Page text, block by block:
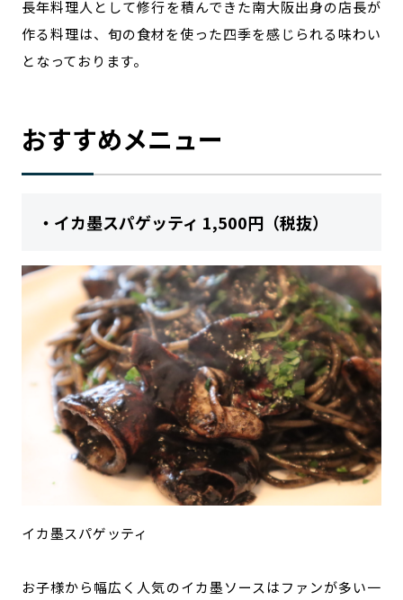
長年料理人として修行を積んできた南大阪出身の店長が
作る料理は、旬の食材を使った四季を感じられる味わい
となっております。
おすすめメニュー
・イカ墨スパゲッティ 1,500円（税抜）
イカ墨スパゲッティ
お子様から幅広く人気のイカ墨ソースはファンが多い一